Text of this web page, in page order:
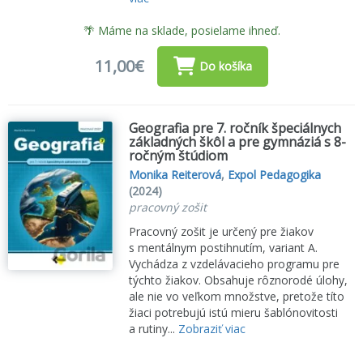
🌴 Máme na sklade, posielame ihneď.
11,00€ Do košíka
Geografia pre 7. ročník špeciálnych
základných škôl a pre gymnáziá s 8-
ročným štúdiom
Monika Reiterová, Expol Pedagogika
(2024)
pracovný zošit
Pracovný zošit je určený pre žiakov
s mentálnym postihnutím, variant A.
Vychádza z vzdelávacieho programu pre
týchto žiakov. Obsahuje rôznorodé úlohy,
ale nie vo veľkom množstve, pretože títo
žiaci potrebujú istú mieru šablónovitosti
a rutiny... Zobraziť viac